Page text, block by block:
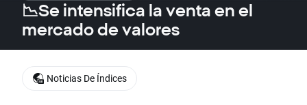
📉Se intensifica la venta en el
mercado de valores
Noticias De Índices